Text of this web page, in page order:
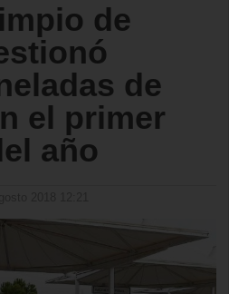
de
de
el primer
año